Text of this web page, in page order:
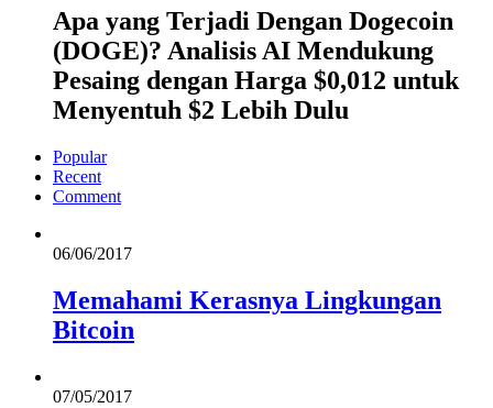
Apa yang Terjadi Dengan Dogecoin
(DOGE)? Analisis AI Mendukung
Pesaing dengan Harga $0,012 untuk
Menyentuh $2 Lebih Dulu
Popular
Recent
Comment
06/06/2017
Memahami Kerasnya Lingkungan
Bitcoin
07/05/2017